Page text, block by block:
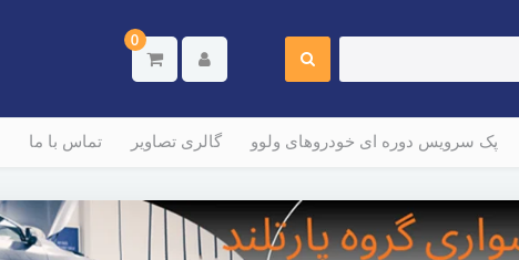
0
پک سرویس دوره ای خودروهای ولوو گالری تصاویر تماس با ما